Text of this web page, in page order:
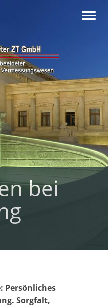
bei
Persönliches
Sorgfalt,